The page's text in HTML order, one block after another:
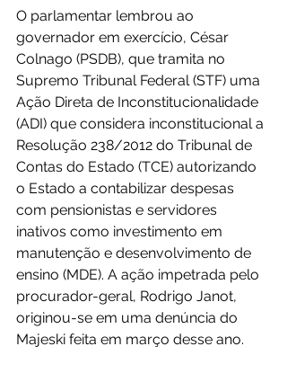
O parlamentar lembrou ao
governador em exercício, César
Colnago (PSDB), que tramita no
Supremo Tribunal Federal (STF) uma
Ação Direta de Inconstitucionalidade
(ADI) que considera inconstitucional a
Resolução 238/2012 do Tribunal de
Contas do Estado (TCE) autorizando
o Estado a contabilizar despesas
com pensionistas e servidores
inativos como investimento em
manutenção e desenvolvimento de
ensino (MDE). A ação impetrada pelo
procurador-geral, Rodrigo Janot,
originou-se em uma denúncia do
Majeski feita em março desse ano.